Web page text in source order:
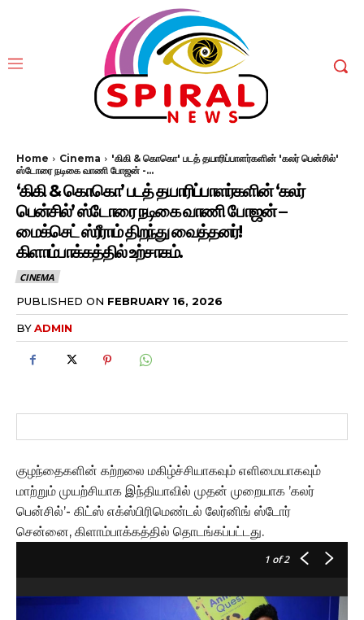
Home Cinema
'கிகி & கொகொ' படத் தயாரிப்பாளர்களின் 'கலர் பென்சில்'
ஸ்டோரை நடிகை வாணி போஜன் -...
‘கிகி & கொகொ’ படத் தயாரிப்பாளர்களின் ‘கலர்
பென்சில்’ ஸ்டோரை நடிகை வாணி போஜன் –
மைக்செட் ஸ்ரீராம் திறந்து வைத்தனர்!
கிளாம்பாக்கத்தில் உற்சாகம்.
CINEMA
PUBLISHED ON FEBRUARY 16, 2026
BYADMIN
குழந்தைகளின் கற்றலை மகிழ்ச்சியாகவும் எளிமையாகவும்
மாற்றும் முயற்சியாக இந்தியாவில் முதன் முறையாக ’கலர்
பென்சில்’- கிட்ஸ் எக்ஸ்பிரிமெண்டல் லேர்னிங் ஸ்டோர்
சென்னை, கிளாம்பாக்கத்தில் தொடங்கப்பட்டது.
1 of 2